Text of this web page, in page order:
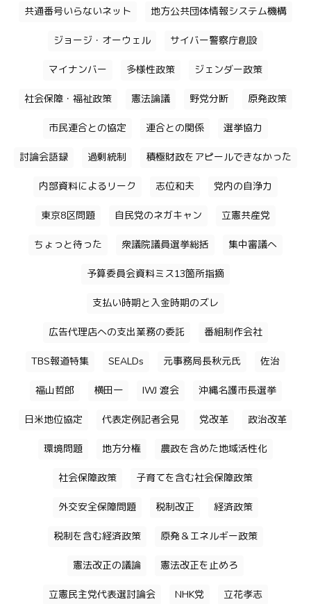
共通番号いらないネット 地方公共団体情報システム機構
ジョージ・オーウェル サイバー警察庁創設
マイナンバー 多様性政策 ジェンダー政策
社会保障・福祉政策 憲法論議 野党分断 原発政策
市民連合との協定 連合との関係 選挙協力
討論会語録 過剰統制 積極財政をアピールできなかった
内部資料によるリーク 志位和夫 党内の自浄力
東京8区問題 自民党のネガキャン 立憲共産党
ちょっと待った 衆議院議員選挙総括 集中審議へ
予算委員会資料ミス13箇所指摘
支払い時期と入金時期のズレ
広告代理店への支出業務の委託 番組制作会社
TBS報道特集 SEALDs 元事務局長秋元氏 佐治
福山哲郎 横田一 IWJ 渡会 沖縄名護市長選挙
日米地位協定 代表定例記者会見 党改革 政治改革
環境問題 地方分権 農政を含めた地域活性化
社会保障政策 子育てを含む社会保障政策
外交安全保障問題 税制改正 経済政策
税制を含む経済政策 原発＆エネルギー政策
憲法改正の議論 憲法改正を止めろ
立憲民主党代表選討論会 NHK党 立花孝志